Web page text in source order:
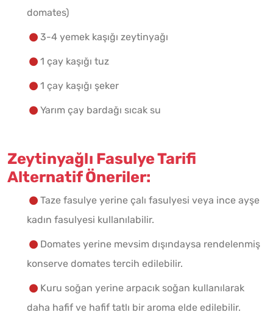
domates)
3-4 yemek kaşığı zeytinyağı
1 çay kaşığı tuz
1 çay kaşığı şeker
Yarım çay bardağı sıcak su
Zeytinyağlı Fasulye Tarifi
Alternatif Öneriler:
Taze fasulye yerine çalı fasulyesi veya ince ayşe
kadın fasulyesi kullanılabilir.
Domates yerine mevsim dışındaysa rendelenmiş
konserve domates tercih edilebilir.
Kuru soğan yerine arpacık soğan kullanılarak
daha hafif ve hafif tatlı bir aroma elde edilebilir.